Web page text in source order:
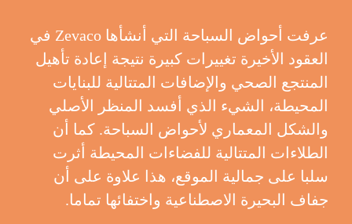
عرفت أحواض السباحة التي أنشأها Zevaco في
العقود الأخيرة تغييرات كبيرة نتيجة إعادة تأهيل
المنتجع الصحي والإضافات المتتالية للبنايات
المحيطة، الشيء الذي أفسد المنظر الأصلي
والشكل المعماري لأحواض السباحة. كما أن
الطلاءات المتتالية للفضاءات المحيطة أثرت
سلبا على جمالية الموقع، هذا علاوة على أن
جفاف البحيرة الاصطناعية واختفائها تماما.